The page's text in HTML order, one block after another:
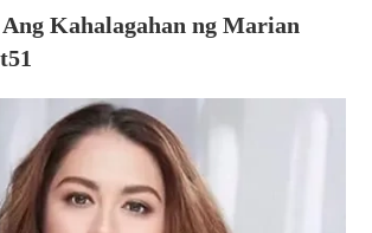
Kahalagahan ng Marian